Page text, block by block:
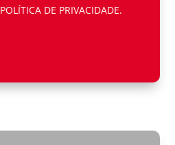
POLÍTICA DE PRIVACIDADE.